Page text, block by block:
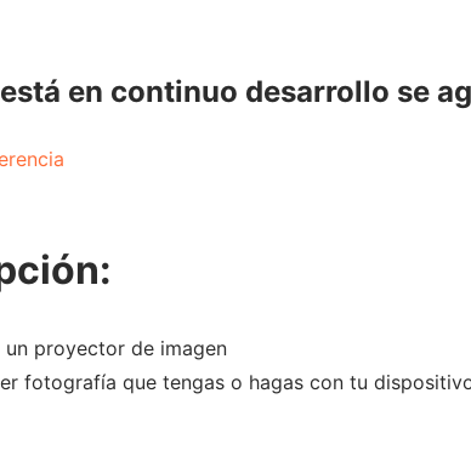
en continuo desarrollo se
un proyector de imagen
fotografía que tengas o hagas con tu